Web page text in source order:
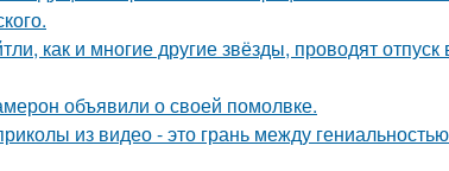
как и многие другие звёзды, проводят
объявили о своей помолвке.
из видео - это грань между